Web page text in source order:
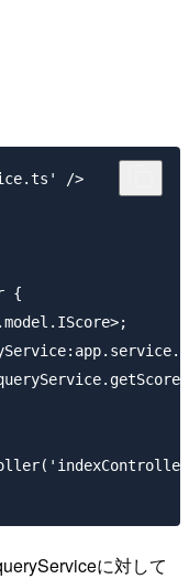
/>
{
に対して